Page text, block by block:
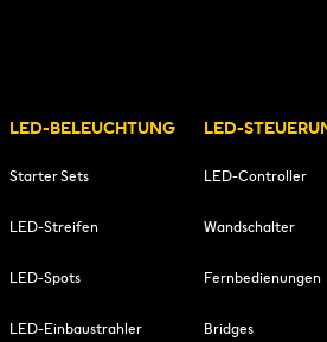
LED-BELEUCHTUNG
Starter Sets
LED-Streifen
LED-Spots
LED-Einbaustrahler
LED-
LED-Controller
Wandschalter
Fernbedienungen
Bridges